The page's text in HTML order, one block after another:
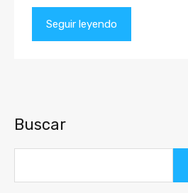
Seguir leyendo
Buscar